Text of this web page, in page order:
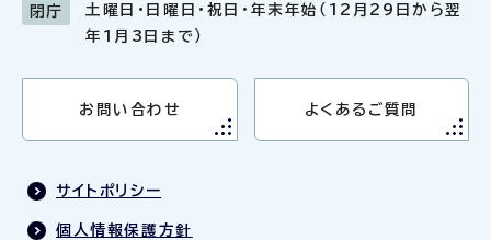
閉庁
土曜日・日曜日・祝日・年末年始（12月29日から翌
年1月3日まで）
お問い合わせ よくあるご質問
サイトポリシー
個人情報保護方針